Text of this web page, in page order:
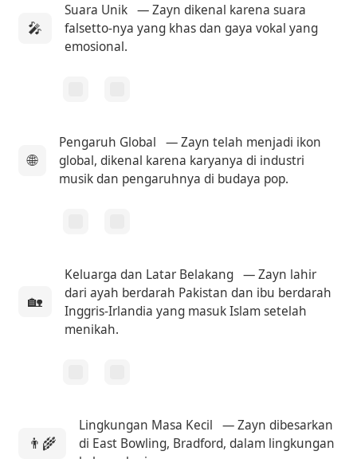
🎤
Suara Unik — Zayn dikenal karena suara
falsetto-nya yang khas dan gaya vokal yang
emosional.
🌐
Pengaruh Global
— Zayn telah menjadi ikon
global, dikenal karena karyanya di industri
musik dan pengaruhnya di budaya pop.
🏡
Keluarga dan Latar Belakang — Zayn lahir
dari ayah berdarah Pakistan dan ibu berdarah
Inggris-Irlandia yang masuk Islam setelah
menikah.
👨‍🌾
Lingkungan Masa Kecil
— Zayn dibesarkan
di East Bowling, Bradford, dalam lingkungan